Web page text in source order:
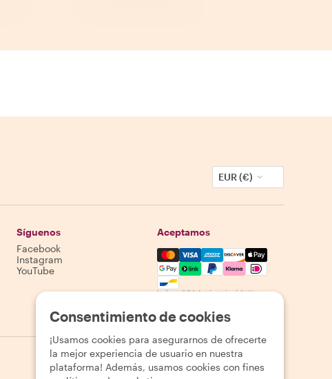
EUR (€)
Síguenos
Facebook
Instagram
YouTube
Aceptamos
Mastercard, Visa, Amex,
La disponibilidad varía según el destino
Consentimiento de cookies
¡Usamos cookies para asegurarnos de ofrecerte
la mejor experiencia de usuario en nuestra
plataforma! Además, usamos cookies con fines